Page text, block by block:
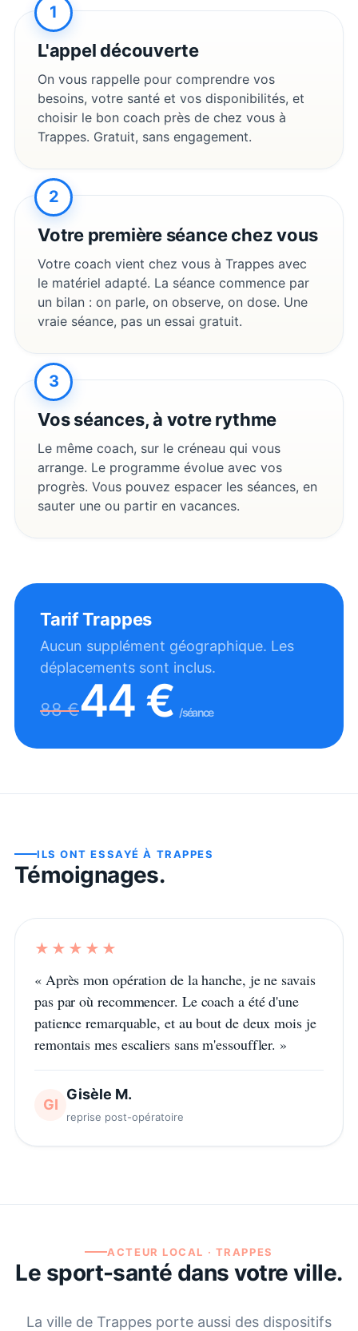
1
L'appel découverte
On vous rappelle pour comprendre vos
besoins, votre santé et vos disponibilités, et
choisir le bon coach près de chez vous à
Trappes. Gratuit, sans engagement.
2
Votre première séance chez vous
Votre coach vient chez vous à Trappes avec
le matériel adapté. La séance commence par
un bilan : on parle, on observe, on dose. Une
vraie séance, pas un essai gratuit.
3
Vos séances, à votre rythme
Le même coach, sur le créneau qui vous
arrange. Le programme évolue avec vos
progrès. Vous pouvez espacer les séances, en
sauter une ou partir en vacances.
TarifTrappes
Aucun supplément géographique. Les
déplacements sont inclus.
88€44 € /séance
ILS ONT ESSAYÉ À TRAPPES
Témoignages.
★★★★★
« Après mon opération de la hanche, je ne savais
pas par où recommencer. Le coach a été d'une
patience remarquable, et au bout de deux mois je
remontais mes escaliers sans m'essouffler. »
GI
Gisèle M.
reprise post-opératoire
ACTEUR LOCAL · TRAPPES
Le sport-santé dans votre ville.
La ville de Trappes porte aussi des dispositifs